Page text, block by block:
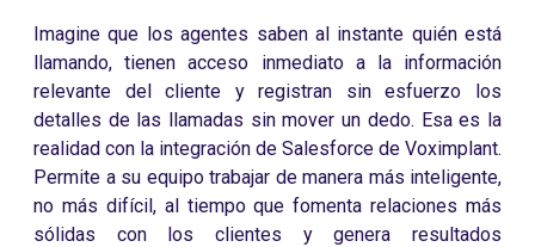
Imagine que los agentes saben al instante quién está
llamando, tienen acceso inmediato a la información
relevante del cliente y registran sin esfuerzo los
detalles de las llamadas sin mover un dedo. Esa es la
realidad con la integración de Salesforce de Voximplant.
Permite a su equipo trabajar de manera más inteligente,
no más difícil, al tiempo que fomenta relaciones más
sólidas con los clientes y genera resultados